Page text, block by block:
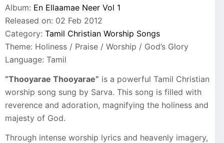
Album: En Ellaamae Neer Vol 1
Released on: 02 Feb 2012
Category: Tamil Christian Worship Songs
Theme: Holiness / Praise / Worship / God’s Glory
Language: Tamil
“Thooyarae Thooyarae” is a powerful Tamil Christian
worship song sung by Sarva. This song is filled with
reverence and adoration, magnifying the holiness and
majesty of God.
Through intense worship lyrics and heavenly imagery,